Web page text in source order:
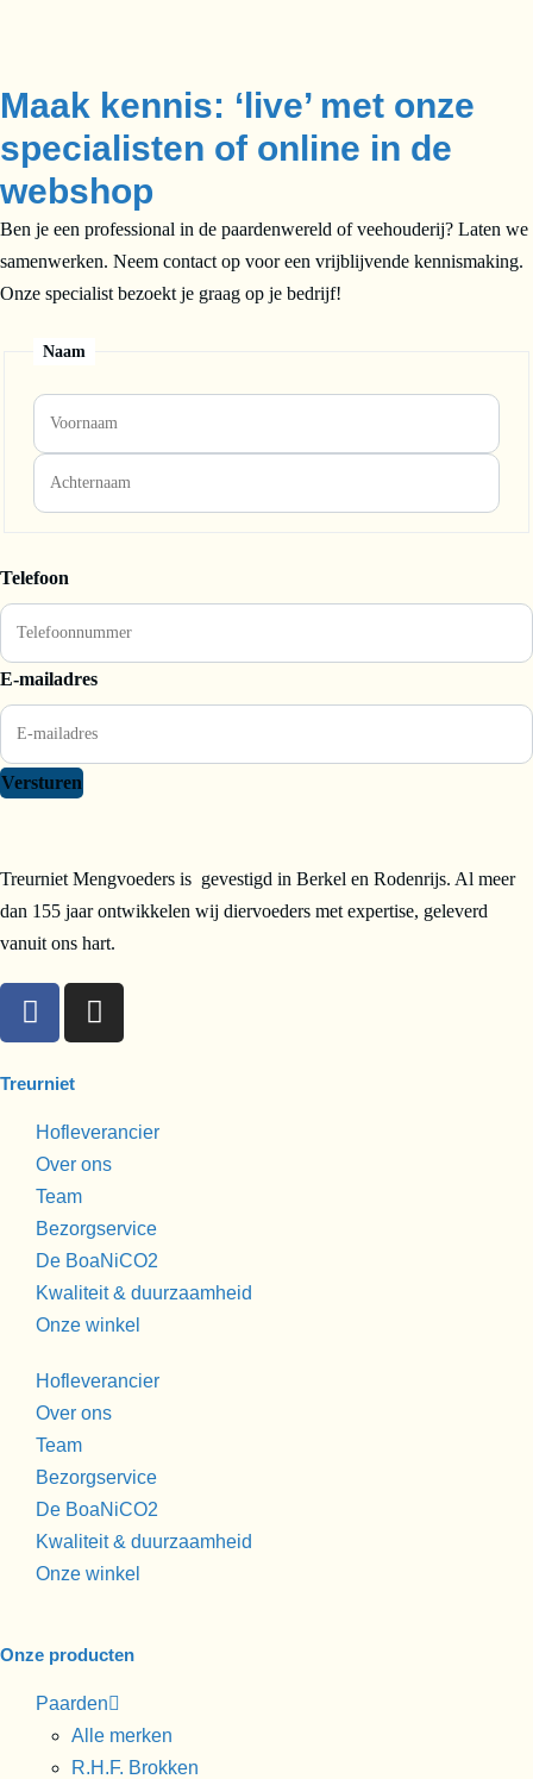
Maak kennis: ‘live’ met onze
specialisten of online in de
webshop
Ben je een professional in de paardenwereld of veehouderij? Laten we
samenwerken. Neem contact op voor een vrijblijvende kennismaking.
Onze specialist bezoekt je graag op je bedrijf!
Naam
Telefoon
E-mailadres
Versturen
Treurniet Mengvoeders is gevestigd in Berkel en Rodenrijs. Al meer
dan 155 jaar ontwikkelen wij diervoeders met expertise, geleverd
vanuit ons hart.
Treurniet
Hofleverancier
Over ons
Team
Bezorgservice
De BoaNiCO2
Kwaliteit & duurzaamheid
Onze winkel
Hofleverancier
Over ons
Team
Bezorgservice
De BoaNiCO2
Kwaliteit & duurzaamheid
Onze winkel
Onze producten
Paarden
Alle merken
R.H.F. Brokken